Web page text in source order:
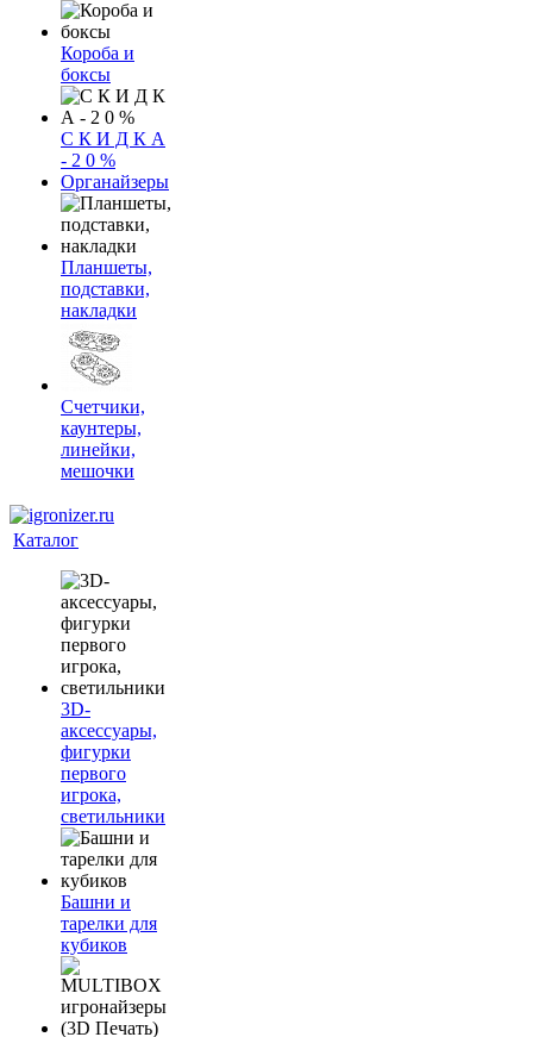
Короба и
боксы
С К И Д К А
- 2 0 %
Органайзеры
Планшеты,
подставки,
накладки
Счетчики,
каунтеры,
линейки,
мешочки
Каталог
3D-
аксессуары,
фигурки
первого
игрока,
светильники
Башни и
тарелки для
кубиков